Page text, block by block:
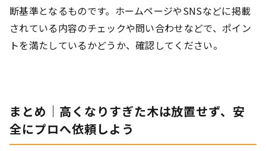
断基準となるものです。ホームページやSNSなどに掲載
されている内容のチェックや問い合わせなどで、ポイン
トを満たしているかどうか、確認してください。
まとめ｜高くなりすぎた木は放置せず、安
全にプロへ依頼しよう